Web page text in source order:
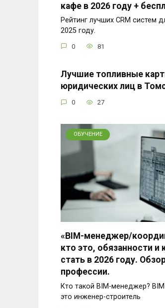
кафе в 2026 году +
Рейтинг лучших CRM систем
2025 году.
0 81
Лучшие топливные
юридических лиц в
0 27
ОБУЧЕНИЕ
«BIM-менеджер/
кто это, обязанности и
стать в 2026 году.
профессии.
Кто такой BIM-менеджер?
это инженер-строитель